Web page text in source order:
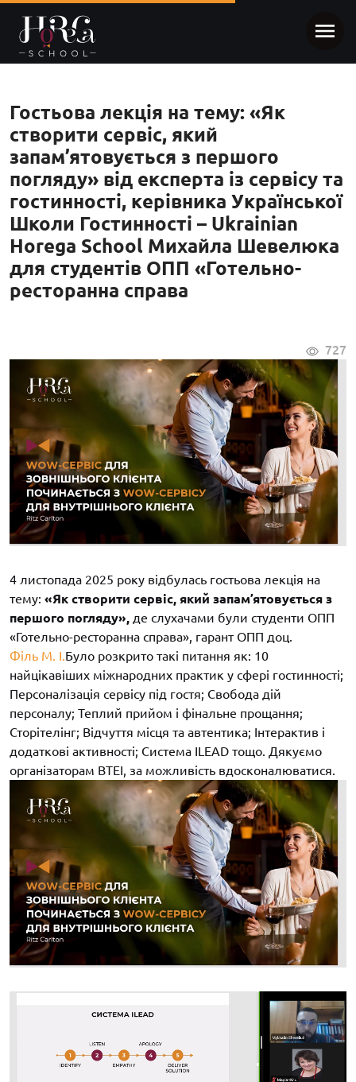
Гостьова лекція на тему: «Як
створити сервіс, який
запам’ятовується з першого
погляду» від експерта із сервісу та
гостинності, керівника Української
Школи Гостинності – Ukrainian
Horega School Михайла Шевелюка
для студентів ОПП «Готельно-
ресторанна справа
727
4 листопада 2025 року відбулась гостьова лекція на
тему: «Як створити сервіс, який запам’ятовується з
першого погляду», де слухачами були студенти ОПП
«Готельно-ресторанна справа», гарант ОПП доц.
Філь М. І.Було розкрито такі питання як: 10
найцікавіших міжнародних практик у сфері гостинності;
Персоналізація сервісу під гостя; Свобода дій
персоналу; Теплий прийом і фінальне прощання;
Сторітелінг; Відчуття місця та автентика; Інтерактив і
додаткові активності; Система ILEAD тощо. Дякуємо
організаторам ВТЕІ, за можливість вдосконалюватися.